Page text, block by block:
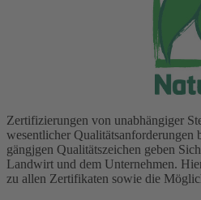
Zertifizierungen von unabhängiger
wesentlicher
gängjgen Qualitätszeichen geben
Landwirt und dem Unternehmen.
zu allen Zertifikaten sowie die